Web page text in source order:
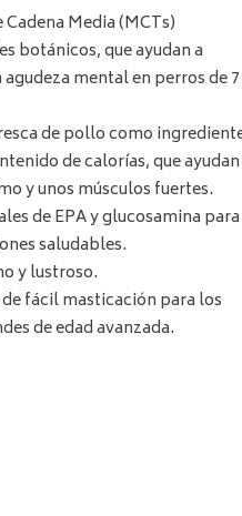
Media (MCTs)
botánicos, que ayudan a
mental en perros de 7
de pollo como
de calorías, que
y unos músculos fuertes.
de EPA y glucosamina para
saludables.
y lustroso.
fácil masticación para los
de edad avanzada.